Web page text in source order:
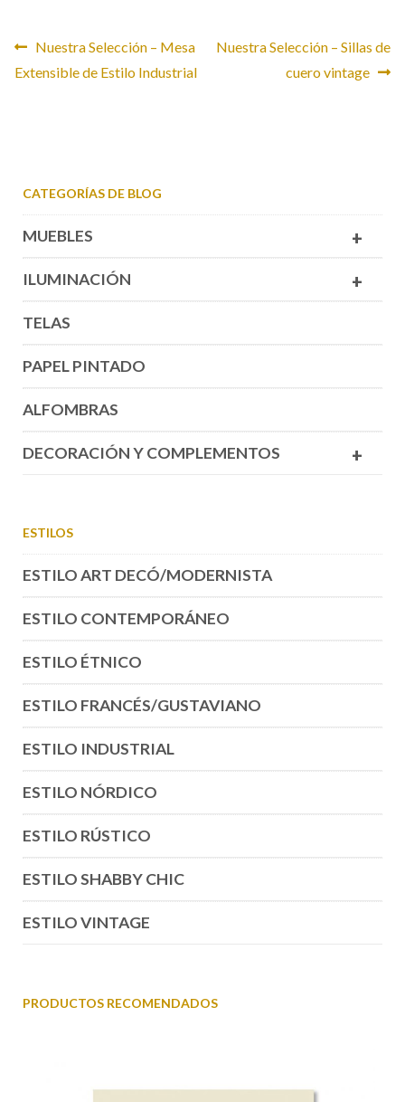
Navegación
de
Anterior:
Nuestra Selección – Mesa
Extensible de Estilo Industrial
Siguiente:
Nuestra Selección – Sillas de
cuero vintage
CATEGORÍAS DE BLOG
+
MUEBLES
+
ILUMINACIÓN
TELAS
PAPEL PINTADO
ALFOMBRAS
+
DECORACIÓN Y COMPLEMENTOS
ESTILOS
ESTILO ART DECÓ/MODERNISTA
ESTILO CONTEMPORÁNEO
ESTILO ÉTNICO
ESTILO FRANCÉS/GUSTAVIANO
ESTILO INDUSTRIAL
ESTILO NÓRDICO
ESTILO RÚSTICO
ESTILO SHABBY CHIC
ESTILO VINTAGE
PRODUCTOS RECOMENDADOS